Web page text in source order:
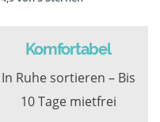
Komfortabel
In Ruhe sortieren – Bis
10 Tage mietfrei